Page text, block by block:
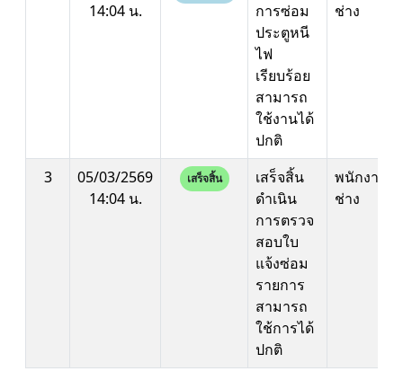
14:04 น.
การซ่อม
ประตูหนี
ไฟ
เรียบร้อย
สามารถ
ใช้งานได้
ปกติ
ช่าง
3
05/03/2569
14:04 น.
เสร็จสิ้น
เสร็จสิ้น
ดำเนิน
การตรวจ
สอบใบ
แจ้งซ่อม
รายการ
สามารถ
ใช้การได้
ปกติ
พนักงาน
ช่าง